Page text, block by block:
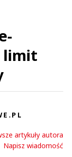
limit
artykuły autora
Napisz wiadomość